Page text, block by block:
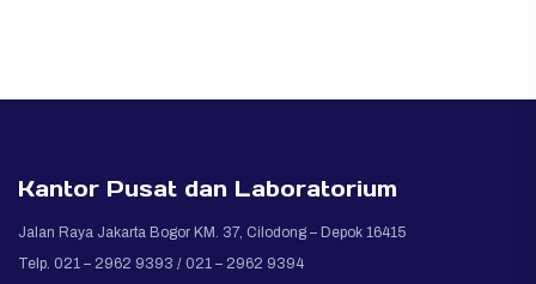
Kantor Pusat dan Laboratorium
Jalan Raya Jakarta Bogor KM. 37, Cilodong – Depok 16415
Telp. 021 – 2962 9393 / 021 – 2962 9394